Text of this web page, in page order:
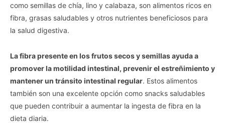
como semillas de chía, lino y calabaza, son alimentos ricos en
fibra, grasas saludables y otros nutrientes beneficiosos para
la salud digestiva.
La fibra presente en los frutos secos y semillas ayuda a
promover la motilidad intestinal, prevenir el estreñimiento y
mantener un tránsito intestinal regular. Estos alimentos
también son una excelente opción como snacks saludables
que pueden contribuir a aumentar la ingesta de fibra en la
dieta diaria.